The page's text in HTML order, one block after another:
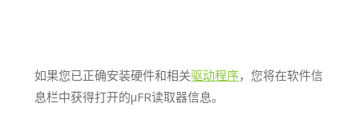
如果您已正确安装硬件和相关驱动程序，您将在软件信
息栏中获得打开的μFR读取器信息。